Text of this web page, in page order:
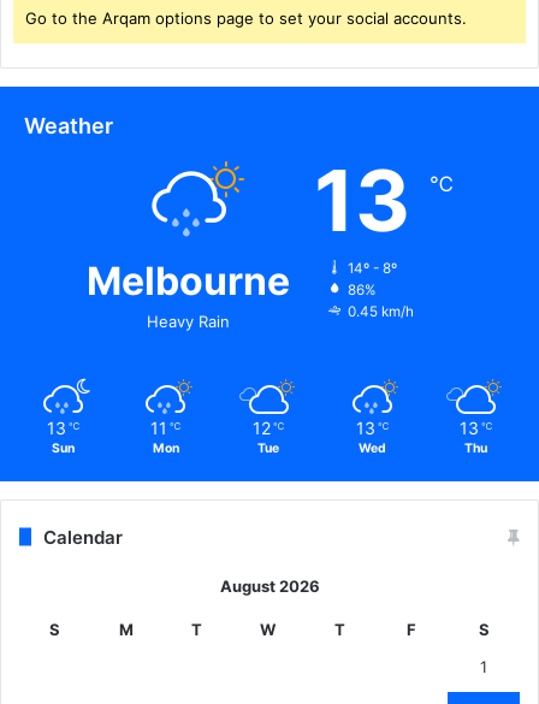
Go to the Arqam options page to set your social accounts.
Weather
Melbourne
Heavy Rain
13 ℃
14º - 8º
86%
0.45 km/h
13 ℃
Sun
11 ℃
Mon
12 ℃
Tue
13 ℃
Wed
13 ℃
Thu
Calendar
August 2026
S M T W T F
S
1